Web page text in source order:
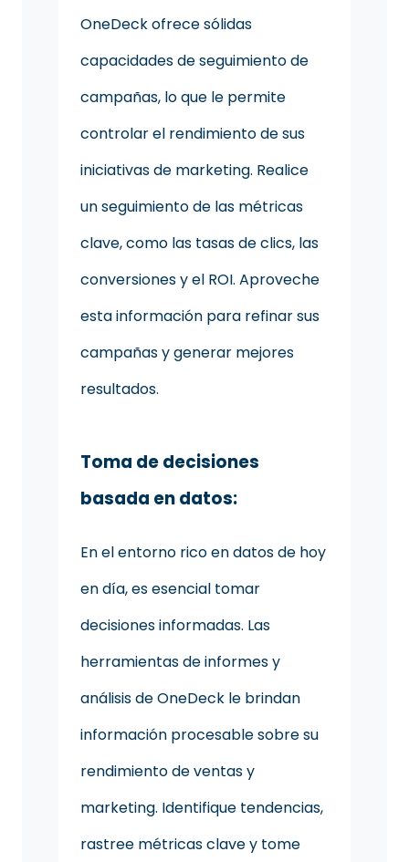
OneDeck ofrece sólidas
capacidades de seguimiento de
campañas, lo que le permite
controlar el rendimiento de sus
iniciativas de marketing. Realice
un seguimiento de las métricas
clave, como las tasas de clics, las
conversiones y el ROI. Aproveche
esta información para refinar sus
campañas y generar mejores
resultados.
Toma de decisiones
basada en datos:
En el entorno rico en datos de hoy
en día, es esencial tomar
decisiones informadas. Las
herramientas de informes y
análisis de OneDeck le brindan
información procesable sobre su
rendimiento de ventas y
marketing. Identifique tendencias,
rastree métricas clave y tome